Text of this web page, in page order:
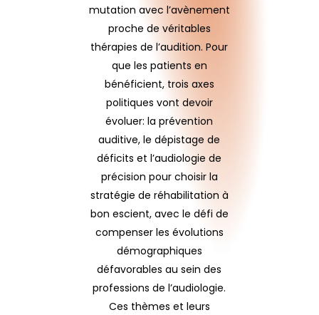
mutation avec l’avènement
proche de véritables
thérapies de l’audition. Pour
que les patients en
bénéficient, trois axes
politiques vont devoir
évoluer: la prévention
auditive, le dépistage de
déficits et l’audiologie de
précision pour choisir la
stratégie de réhabilitation à
bon escient, avec le défi de
compenser les évolutions
démographiques
défavorables au sein des
professions de l’audiologie.
Ces thèmes et leurs